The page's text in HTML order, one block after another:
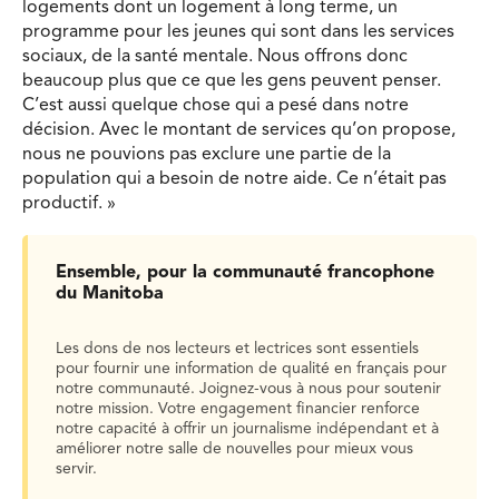
logements dont un logement à long terme, un
programme pour les jeunes qui sont dans les services
sociaux, de la santé mentale. Nous offrons donc
beaucoup plus que ce que les gens peuvent penser.
C’est aussi quelque chose qui a pesé dans notre
décision. Avec le montant de services qu’on propose,
nous ne pouvions pas exclure une partie de la
population qui a besoin de notre aide. Ce n’était pas
productif. »
Ensemble, pour la communauté francophone
du Manitoba
Les dons de nos lecteurs et lectrices sont essentiels
pour fournir une information de qualité en français pour
notre communauté. Joignez-vous à nous pour soutenir
notre mission. Votre engagement financier renforce
notre capacité à offrir un journalisme indépendant et à
améliorer notre salle de nouvelles pour mieux vous
servir.